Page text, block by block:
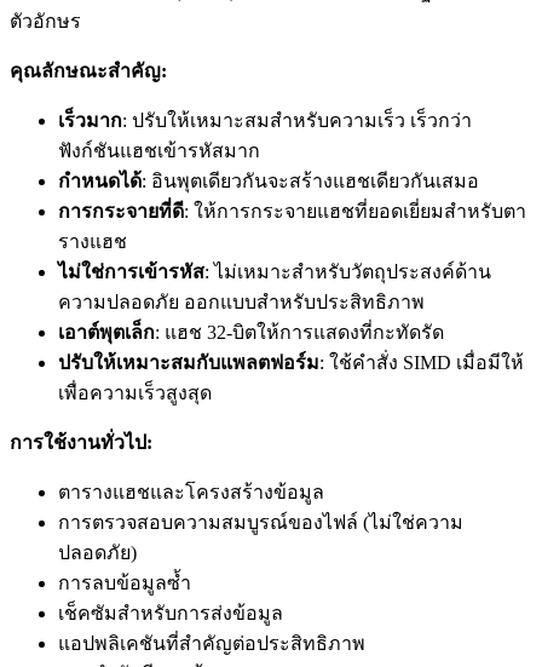
ตัวอักษร
คุณลักษณะสำคัญ:
เร็วมาก: ปรับให้เหมาะสมสำหรับความเร็ว เร็วกว่า
ฟังก์ชันแฮชเข้ารหัสมาก
กำหนดได้: อินพุตเดียวกันจะสร้างแฮชเดียวกันเสมอ
การกระจายที่ดี: ให้การกระจายแฮชที่ยอดเยี่ยมสำหรับตา
รางแฮช
ไม่ใช่การเข้ารหัส: ไม่เหมาะสำหรับวัตถุประสงค์ด้าน
ความปลอดภัย ออกแบบสำหรับประสิทธิภาพ
เอาต์พุตเล็ก: แฮช 32-บิตให้การแสดงที่กะทัดรัด
ปรับให้เหมาะสมกับแพลตฟอร์ม: ใช้คำสั่ง SIMD เมื่อมีให้
เพื่อความเร็วสูงสุด
การใช้งานทั่วไป:
ตารางแฮชและโครงสร้างข้อมูล
การตรวจสอบความสมบูรณ์ของไฟล์ (ไม่ใช่ความ
ปลอดภัย)
การลบข้อมูลซ้ำ
เช็คซัมสำหรับการส่งข้อมูล
แอปพลิเคชันที่สำคัญต่อประสิทธิภาพ